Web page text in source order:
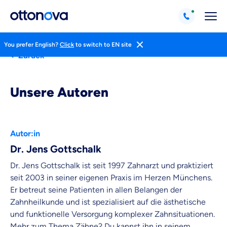
You prefer English? Click to switch to EN site
Zurück
Unsere Autoren
Autor:in
Dr. Jens Gottschalk
Dr. Jens Gottschalk ist seit 1997 Zahnarzt und praktiziert
seit 2003 in seiner eigenen Praxis im Herzen Münchens.
Er betreut seine Patienten in allen Belangen der
Zahnheilkunde und ist spezialisiert auf die ästhetische
und funktionelle Versorgung komplexer Zahnsituationen.
Weil es uns wichtig ist, dass
du dich gut beraten fühlst.